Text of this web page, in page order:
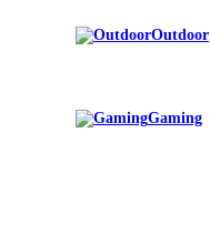
Outdoor
Gaming